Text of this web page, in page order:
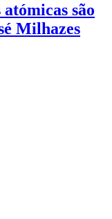
são
Milhazes